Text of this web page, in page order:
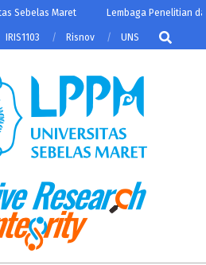
Maret Lembaga Penelitian
IRIS1103 Risnov UNS
Search